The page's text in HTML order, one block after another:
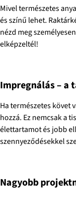
Mivel természetes
és színű lehet.
nézd meg
elképzeltél!
Impregnálás – a
Ha természetes követ
hozzá. Ez nemcsak a
élettartamot és jobb
szennyeződésekkel
Nagyobb